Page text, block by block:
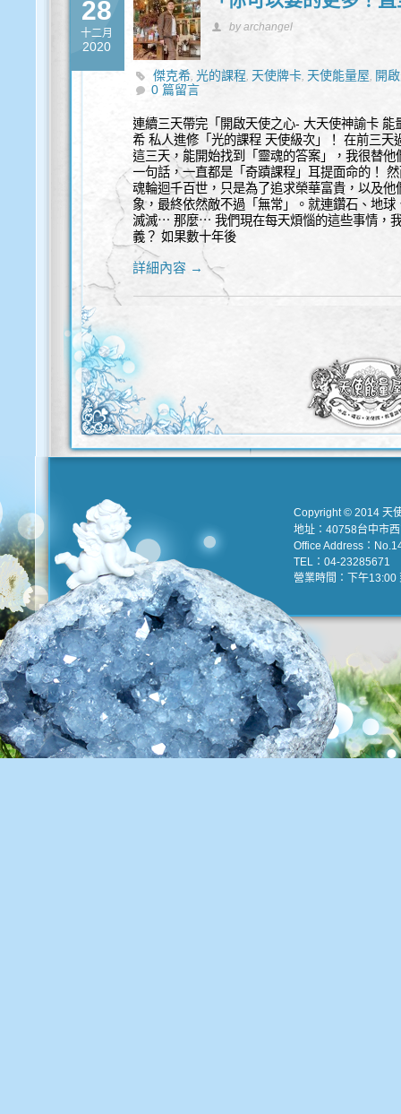
28
十二月
2020
by archangel
傑克希,光的課程, 天使牌卡, 天使能量屋, 開
0 篇留言
連續三天帶完「開啟天使之心- 大天使神諭卡
希 私人進修「光的課程 天使級次」！ 在前三
這三天，能開始找到「靈魂的答案」，我很替
一句話，一直都是「奇蹟課程」耳提面命的！
魂輪迴千百世，只是為了追求榮華富貴，以及
象，最終依然敵不過「無常」。就連鑽石、地
滅滅⋯ 那麼⋯ 我們現在每天煩惱的這些事情，
義？ 如果數十年後
詳細內容 →
Copyright © 2014 天
地址：40758台中市
Office Address：
TEL：04-23285671
營業時間：下午13:00